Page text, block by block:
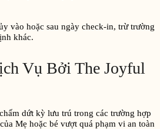
vào hoặc sau ngày check-in, trừ trường
khác.
Vụ Bởi The Joyful
dứt kỳ lưu trú trong các trường hợp
Mẹ hoặc bé vượt quá phạm vi an toàn